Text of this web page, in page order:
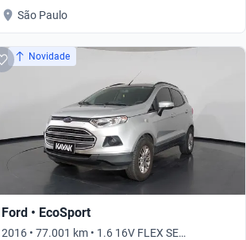
São Paulo
Novidade
Ford • EcoSport
2016 • 77.001 km • 1.6 16V FLEX SE